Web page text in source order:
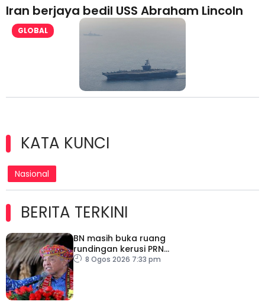
Iran berjaya bedil USS Abraham Lincoln
GLOBAL
KATA KUNCI
Nasional
BERITA TERKINI
BN masih buka ruang
rundingan kerusi PRN
Melaka – Ahmad Zahid
8 Ogos 2026 7:33 pm